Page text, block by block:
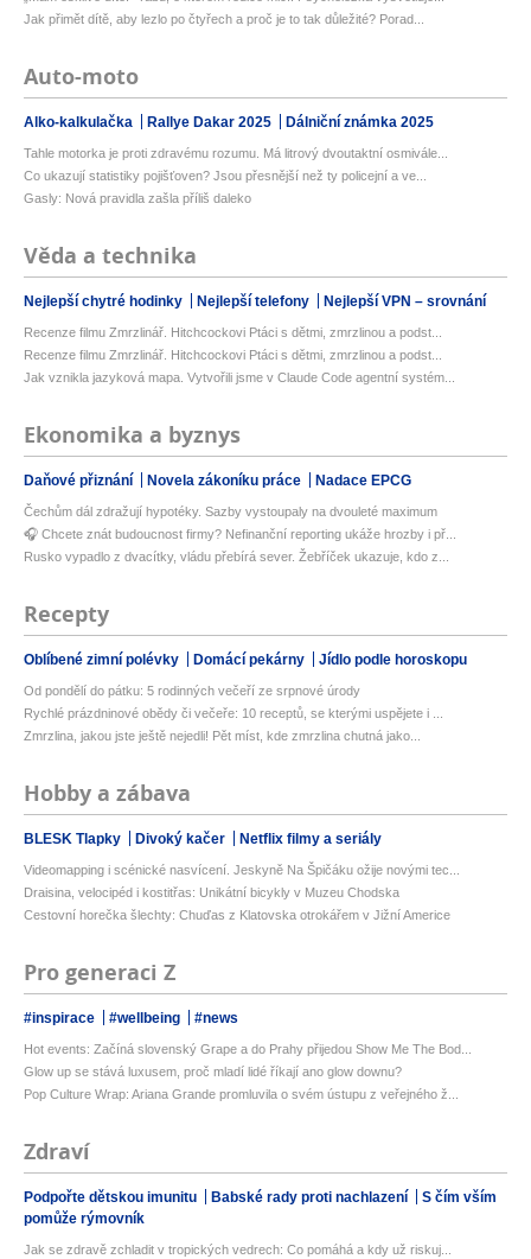
Jak přimět dítě, aby lezlo po čtyřech a proč je to tak důležité? Porad...
Auto-moto
Alko-kalkulačka Rallye Dakar 2025 Dálniční známka 2025
Tahle motorka je proti zdravému rozumu. Má litrový dvoutaktní osmivále...
Co ukazují statistiky pojišťoven? Jsou přesnější než ty policejní a ve...
Gasly: Nová pravidla zašla příliš daleko
Věda a technika
Nejlepší chytré hodinky Nejlepší telefony Nejlepší VPN – srovnání
Recenze filmu Zmrzlinář. Hitchcockovi Ptáci s dětmi, zmrzlinou a podst...
Recenze filmu Zmrzlinář. Hitchcockovi Ptáci s dětmi, zmrzlinou a podst...
Jak vznikla jazyková mapa. Vytvořili jsme v Claude Code agentní systém...
Ekonomika a byznys
Daňové přiznání Novela zákoníku práce Nadace EPCG
Čechům dál zdražují hypotéky. Sazby vystoupaly na dvouleté maximum
🎧 Chcete znát budoucnost firmy? Nefinanční reporting ukáže hrozby i př...
Rusko vypadlo z dvacítky, vládu přebírá sever. Žebříček ukazuje, kdo z...
Recepty
Oblíbené zimní polévky Domácí pekárny Jídlo podle horoskopu
Od pondělí do pátku: 5 rodinných večeří ze srpnové úrody
Rychlé prázdninové obědy či večeře: 10 receptů, se kterými uspějete i ...
Zmrzlina, jakou jste ještě nejedli! Pět míst, kde zmrzlina chutná jako...
Hobby a zábava
BLESK Tlapky Divoký kačer Netflix filmy a seriály
Videomapping i scénické nasvícení. Jeskyně Na Špičáku ožije novými tec...
Draisina, velocipéd i kostitřas: Unikátní bicykly v Muzeu Chodska
Cestovní horečka šlechty: Chuďas z Klatovska otrokářem v Jižní Americe
Pro generaci Z
#inspirace #wellbeing #news
Hot events: Začíná slovenský Grape a do Prahy přijedou Show Me The Bod...
Glow up se stává luxusem, proč mladí lidé říkají ano glow downu?
Pop Culture Wrap: Ariana Grande promluvila o svém ústupu z veřejného ž...
Zdraví
Podpořte dětskou imunitu Babské rady proti nachlazení
S čím vším
pomůže rýmovník
Jak se zdravě zchladit v tropických vedrech: Co pomáhá a kdy už riskuj...